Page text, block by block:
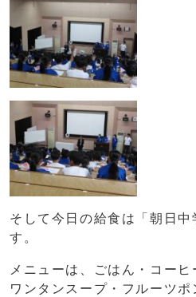
そして今日の給食は「朝日
す。
メニューは、ごはん・コーヒ
ワンタンスープ・フルーツ